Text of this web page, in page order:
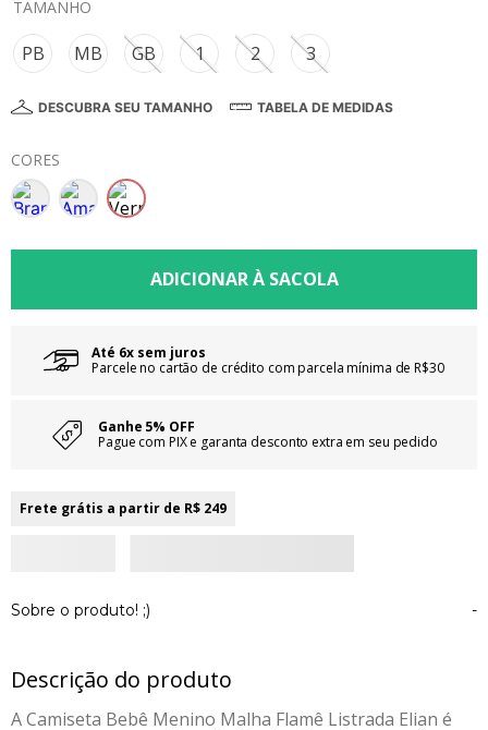
TAMANHO
PB MB GB 1 2 3
DESCUBRA SEU TAMANHO TABELA DE MEDIDAS
CORES
Até 6x sem juros
Parcele no cartão de crédito com parcela mínima de R$30
Ganhe 5% OFF
Pague com PIX e garanta desconto extra em seu pedido
Frete grátis a partir de R$ 249
Sobre o produto! ;) -
Descrição do produto
A Camiseta Bebê Menino Malha Flamê Listrada Elian é